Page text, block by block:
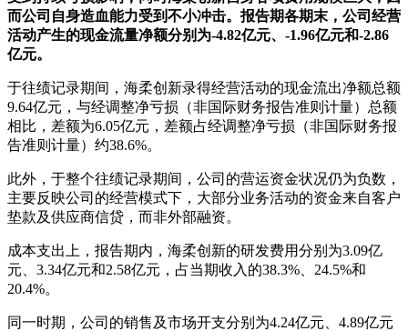
而公司自身造血能力受到不小冲击。报告期各期末，公司经营
活动产生的现金流量净额分别为-4.82亿元、-1.96亿元和-2.86
亿元。
于往绩记录期间，海柔创新录得经营活动的现金流出净额总额
9.64亿元，与经调整净亏损（非国际财务报告准则计量）总额
相比，差额为6.05亿元，差额占经调整净亏损（非国际财务报
告准则计量）约38.6%。
此外，于整个往绩记录期间，公司的营运资金状况仍为负数，
主要反映公司的经营模式下，大部分业务活动的资金来自客户
垫款及供应商信贷，而非外部融资。
成本支出上，报告期内，海柔创新的研发费用分别为3.09亿
元、3.34亿元和2.58亿元，占当期收入的38.3%、24.5%和
20.4%。
同一时期，公司的销售及市场开支分别为4.24亿元、4.89亿元